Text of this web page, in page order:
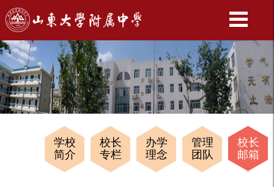
学校
简介
校长
专栏
办学
理念
管理
团队
校长
邮箱